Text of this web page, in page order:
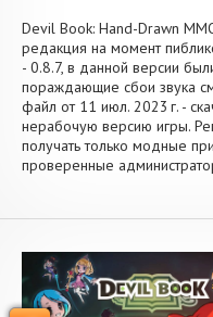
Devil Book: Hand-Drawn
редакция на момент
- 0.8.7, в данной версии
пораждающие сбои звука
файл от 11 июл. 2023 г. -
нерабочую версию игры.
получать только модные
проверенные